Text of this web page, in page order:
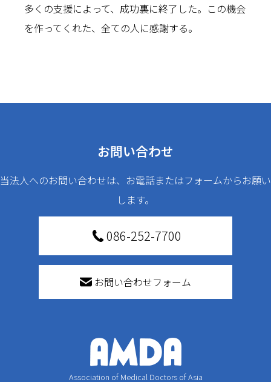
多くの支援によって、成功裏に終了した。この機会
を作ってくれた、全ての人に感謝する。
お問い合わせ
当法人へのお問い合わせは、お電話またはフォームからお願い
します。
086-252-7700
お問い合わせフォーム
Association of Medical Doctors of Asia